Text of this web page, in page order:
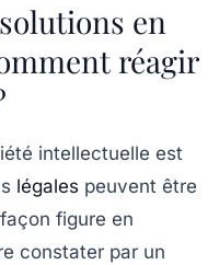
en
réagir
intellectuelle est
légales peuvent être
figure en
constater par un